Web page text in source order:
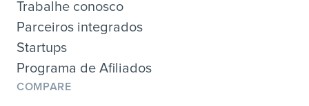
Trabalhe conosco
Parceiros integrados
Startups
Programa de Afiliados
COMPARE